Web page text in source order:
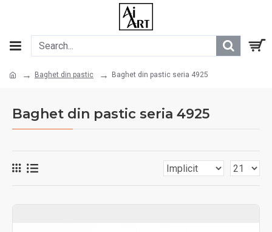
Baghet din pastic Baghet din pastic seria 4925
Baghet din pastic seria 4925